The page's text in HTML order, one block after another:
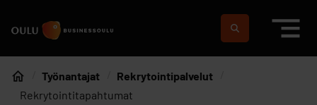
Etusivulle
Suomeksi
In english
Etusivu
Työnantajat
Rekrytointipalvelut
Rekrytointitapahtumat